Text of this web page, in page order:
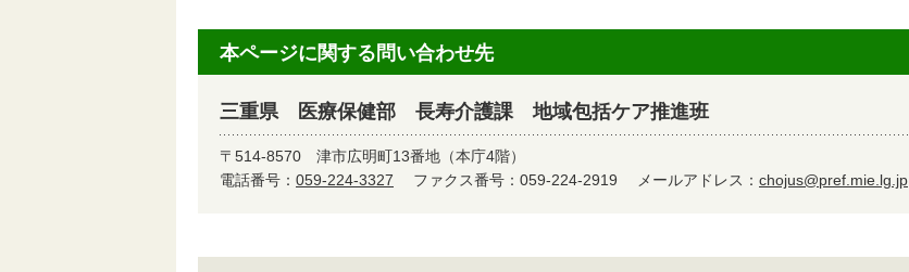
本ページに関する問い合わせ先
三重県 医療保健部 長寿介護課 地域包括ケア推進班
〒514-8570 津市広明町13番地（本庁4階）
電話番号： 059-224-3327 ファクス番号：059-224-2919 メールアドレス： chojus@pref.mie.lg.jp